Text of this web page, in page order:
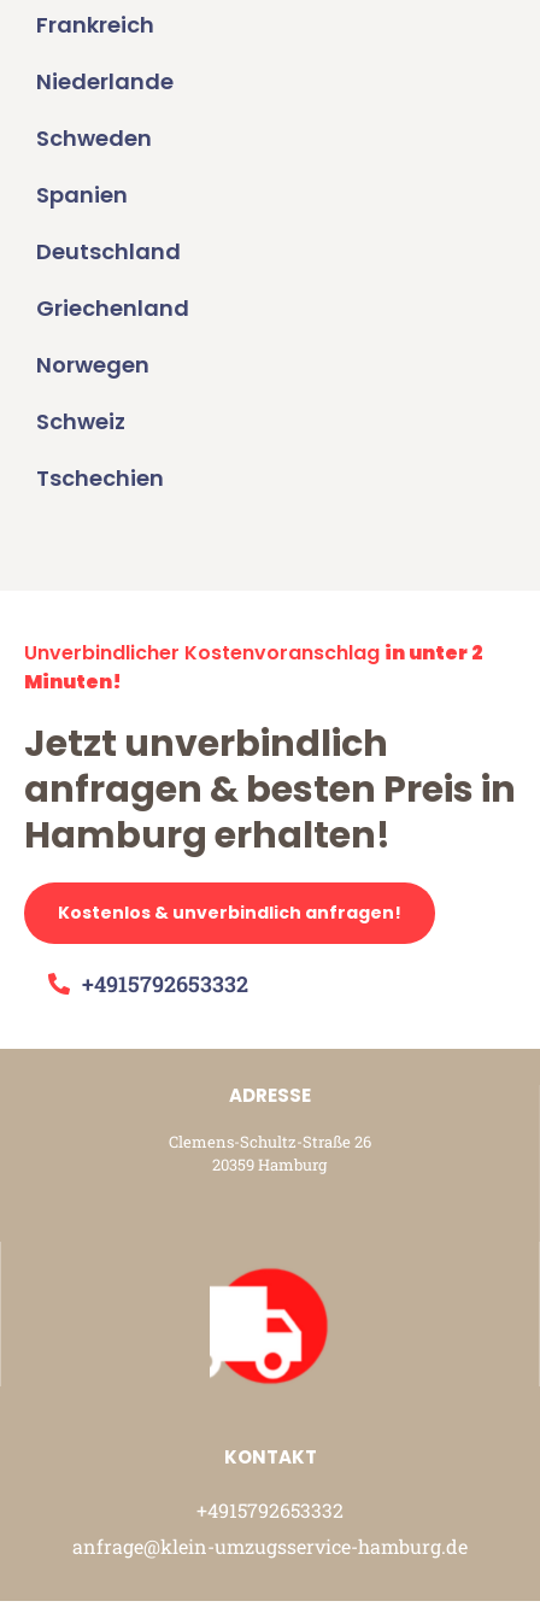
Frankreich
Niederlande
Schweden
Spanien
Deutschland
Griechenland
Norwegen
Schweiz
Tschechien
Unverbindlicher Kostenvoranschlag in unter 2
Minuten!
Jetzt unverbindlich
anfragen & besten Preis in
Hamburg erhalten!
Kostenlos & unverbindlich anfragen!
+4915792653332
ADRESSE
Clemens-Schultz-Straße 26
20359 Hamburg
KONTAKT
+4915792653332
anfrage@klein-umzugsservice-hamburg.de